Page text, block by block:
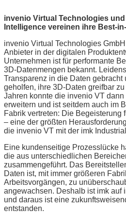
invenio Virtual Technologies
Intelligence vereinen ihre Best-
invenio Virtual Technologies
Anbieter in der digitalen
Unternehmen ist für performante
3D-Datenmengen bekannt.
Transparenz in die Daten gebracht
geholfen, ihre 3D-Daten greifbar
Jahren konnte die invenio VT
erweitern und ist seitdem auch im
Fabrik vertreten: Die Begeisterung
– eine der größten
die invenio VT mit der imk
Eine kundenseitige Prozesslücke
die aus unterschiedlichen
zusammengeführt. Das
Daten ist, mit immer größeren
Arbeitsvorgängen, zu
angewachsen. Deshalb ist imk auf
und daraus ist eine
entstanden.